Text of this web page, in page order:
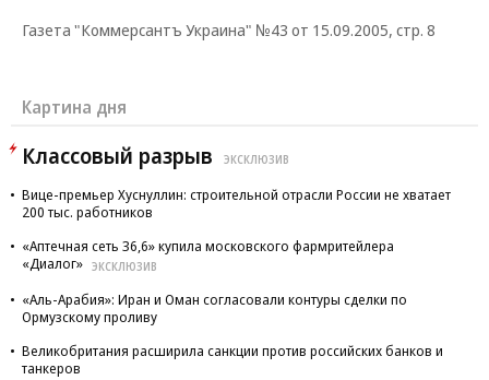
Газета "Коммерсантъ Украина" №43 от 15.09.2005, стр. 8
Картина дня
Классовый разрыв ЭКСКЛЮЗИВ
Вице-премьер Хуснуллин: строительной отрасли России не хватает
200 тыс. работников
«Аптечная сеть 36,6» купила московского фармритейлера
«Диалог» ЭКСКЛЮЗИВ
«Аль-Арабия»: Иран и Оман согласовали контуры сделки по
Ормузскому проливу
Великобритания расширила санкции против российских банков и
танкеров